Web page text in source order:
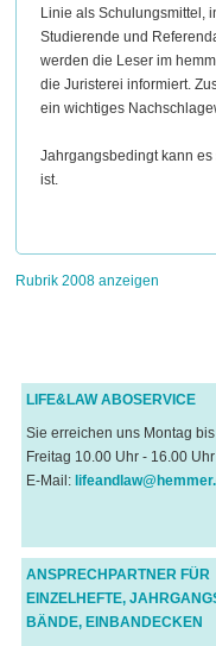
Linie als Schulungsmittel,
Studierende und
werden die Leser im
die Juristerei informiert.
ein wichtiges
Jahrgangsbedingt kann
ist.
Rubrik 2008 anzeigen
LIFE&LAW ABOSERVICE
Sie erreichen uns Montag bis
Freitag 10.00 Uhr - 16.00 Uhr
E-Mail:
ANSPRECHPARTNER FÜR
EINZELHEFTE,
BÄNDE, EINBANDECKEN